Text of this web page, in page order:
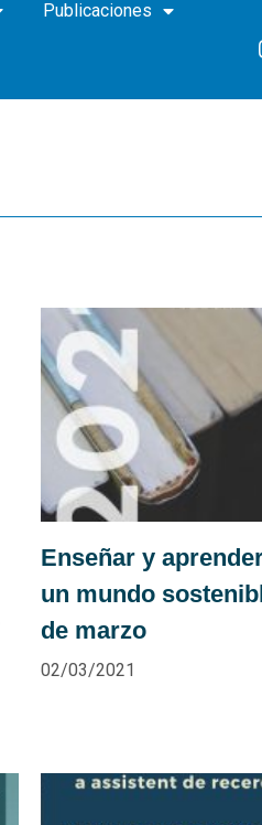
Publicaciones
Enseñar y
un mundo
de marzo
02/03/2021